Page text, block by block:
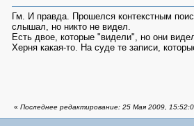
Гм. И правда. Прошелся контекстным
слышал, но никто не видел.
Есть двое, которые "видели", но они
Херня какая-то. На суде те записи,
« Последнее редактирование: 25 Мая 2009,